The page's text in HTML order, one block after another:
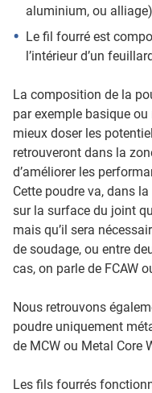
aluminium, ou
Le fil fourré est
l’intérieur d’un
La composition de la
par exemple basique
mieux doser les
retrouveront dans la
d’améliorer les
Cette poudre va, dans
sur la surface du joint
mais qu’il sera
de soudage, ou entre
cas, on parle de FCAW
Nous retrouvons
poudre uniquement
de MCW ou Metal Core
Les fils fourrés